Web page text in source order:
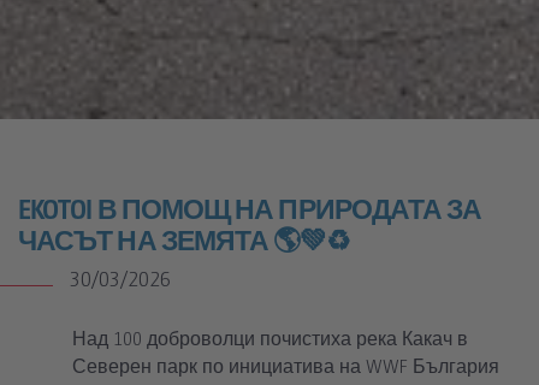
EKOTOI В ПОМОЩ НА ПРИРОДАТА ЗА
ЧАСЪТ НА ЗЕМЯТА 🌎💚♻️
30/03/2026
Над 100 доброволци почистиха река Какач в
Северен парк по инициатива на WWF България